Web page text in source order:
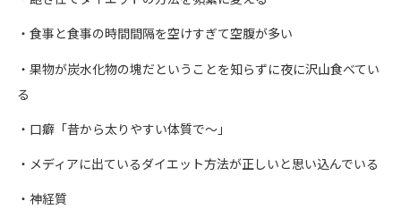
・食事と食事の時間間隔を空けすぎて空腹が多い
・果物が炭水化物の塊だということを知らずに夜に沢山食べてい
る
・口癖「昔から太りやすい体質で〜」
・メディアに出ているダイエット方法が正しいと思い込んでいる
・神経質